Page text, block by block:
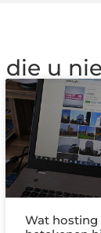
die u
Wat